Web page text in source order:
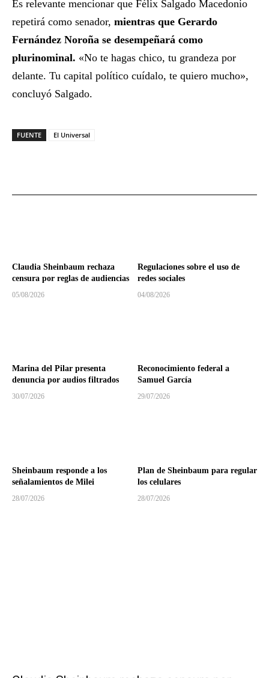
Es relevante mencionar que Félix Salgado Macedonio
repetirá como senador, mientras que Gerardo
Fernández Noroña se desempeñará como
plurinominal. «No te hagas chico, tu grandeza por
delante. Tu capital político cuídalo, te quiero mucho»,
concluyó Salgado.
FUENTE El Universal
Claudia Sheinbaum rechaza
censura por reglas de audiencias
05/08/2026
Regulaciones sobre el uso de
redes sociales
04/08/2026
Marina del Pilar presenta
denuncia por audios filtrados
30/07/2026
Reconocimiento federal a
Samuel García
29/07/2026
Sheinbaum responde a los
señalamientos de Milei
28/07/2026
Plan de Sheinbaum para regular
los celulares
28/07/2026